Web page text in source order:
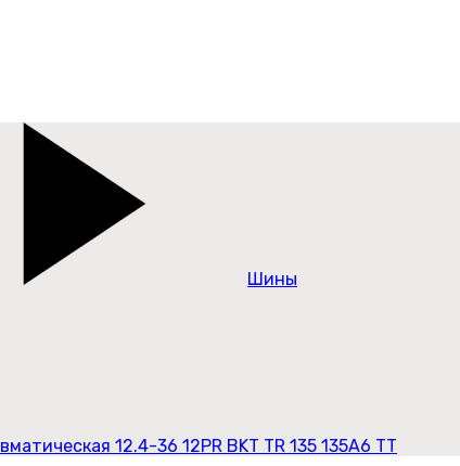
Шины
12.4-36 12PR BKT TR 135 135A6 TT